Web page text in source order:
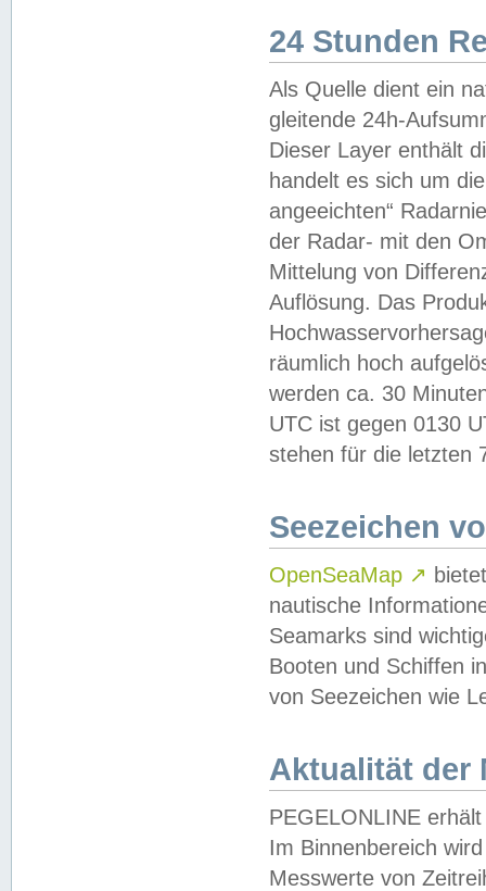
24 Stunden
Als Quelle dient ein
gleitende 24h-
Dieser Layer enthält
handelt es sich um
angeeichten“
der Radar- mit den
Mittelung von
Auflösung. Das
räumlich hoch
werden ca. 30
UTC ist gegen 0130
stehen für die letzten
Seezeichen
OpenSeaMap ↗
nautische
Seamarks sind
Booten und Schiffen
von Seezeichen wie
Aktualität der
PEGELONLINE
Im Binnenbereich
Messwerte von